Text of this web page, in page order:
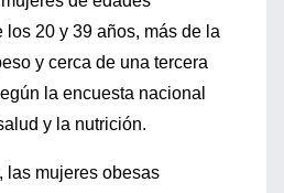
los 20 y 39 años, más de la
y cerca de una tercera
la encuesta nacional
y la nutrición.
las mujeres obesas